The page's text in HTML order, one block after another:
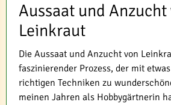
Aussaat und Anzucht
Leinkraut
Die Aussaat und Anzucht von
faszinierender Prozess, der mit
richtigen Techniken zu
meinen Jahren als Hobbygärtnerin